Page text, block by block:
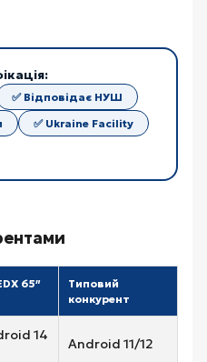
✅ Відповідає НУШ
✅ Ukraine Facility
65″
Типовий
конкурент
14
Android 11/12